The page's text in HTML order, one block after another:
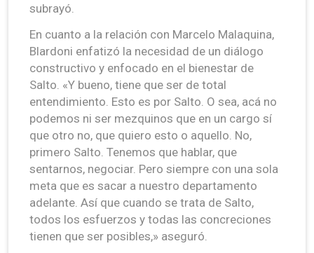
subrayó.
En cuanto a la relación con Marcelo Malaquina,
Blardoni enfatizó la necesidad de un diálogo
constructivo y enfocado en el bienestar de
Salto. «Y bueno, tiene que ser de total
entendimiento. Esto es por Salto. O sea, acá no
podemos ni ser mezquinos que en un cargo sí
que otro no, que quiero esto o aquello. No,
primero Salto. Tenemos que hablar, que
sentarnos, negociar. Pero siempre con una sola
meta que es sacar a nuestro departamento
adelante. Así que cuando se trata de Salto,
todos los esfuerzos y todas las concreciones
tienen que ser posibles,» aseguró.